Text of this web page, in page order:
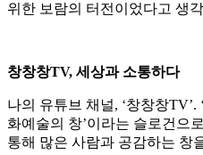
위한 보람의 터전이었다고 생
창창창TV, 세상과 소통하다
나의 유튜브 채널, ‘창창창
화예술의 창’이라는 슬로건으
통해 많은 사람과 공감하는 창